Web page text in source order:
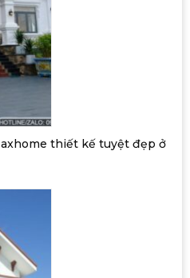
thiết kế tuyệt đẹp ở